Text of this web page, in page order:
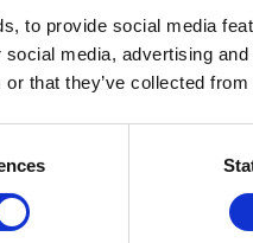
to provide social media
media, advertising
that they’ve collected
te worden
Design